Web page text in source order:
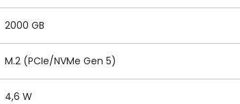
2000 GB
M.2 (PCIe/NVMe Gen 5)
4,6 W